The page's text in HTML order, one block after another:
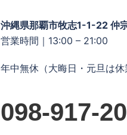
沖縄県那覇市牧志1-1-22 仲
営業時間｜13:00 – 21:00
年中無休（大晦日・元旦は休
098-917-